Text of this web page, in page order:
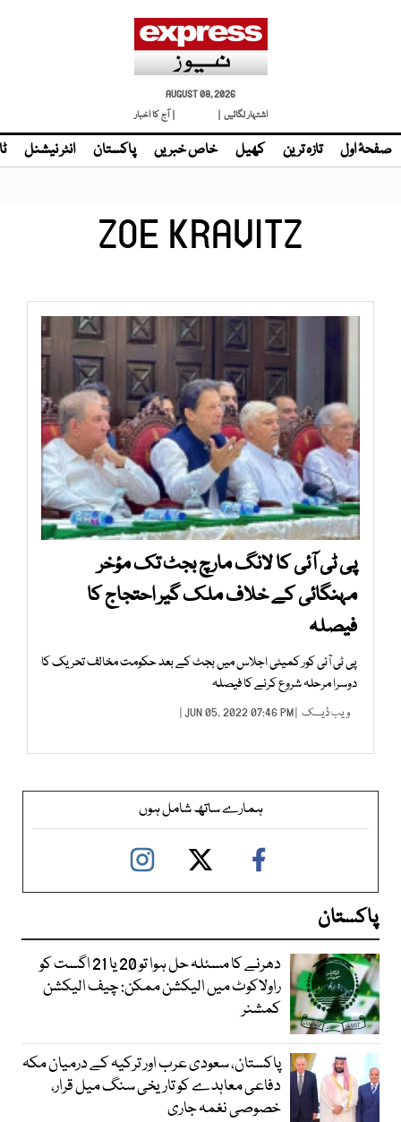
AUGUST 08, 2026
اشتہار لگائیں |
| آج کا اخبار
صفحۂ اول تازہ ترین کھیل خاص خبریں پاکستان انٹر نیشنل
ZOE KRAVITZ
پی ٹی آئی کا لانگ مارچ بجٹ تک مؤخر
مہنگائی کے خلاف ملک گیر احتجاج کا
فیصلہ
پی ٹی آئی کور کمیٹی اجلاس میں بجٹ کے بعد حکومت مخالف تحریک کا
دوسرا مرحلہ شروع کرنے کا فیصلہ
ویب ڈیسک | JUN 05, 2022 07:46 PM |
ہمارے ساتھ شامل ہوں
پاکستان
دھرنے کا مسئلہ حل ہوا تو 20 یا 21 اگست کو
راولاکوٹ میں الیکشن ممکن: چیف الیکشن
کمشنر
پاکستان، سعودی عرب اور ترکیہ کے درمیان مکہ
دفاعی معاہدے کو تاریخی سنگ میل قرار،
خصوصی نغمہ جاری